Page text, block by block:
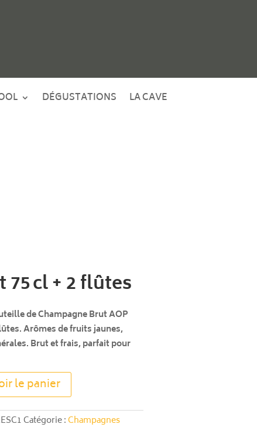
DÉGUSTATIONS
LA CAVE
cl + 2 flûtes
de Champagne Brut AOP
Arômes de fruits jaunes,
Brut et frais, parfait pour
le panier
e
Catégorie :Champagnes